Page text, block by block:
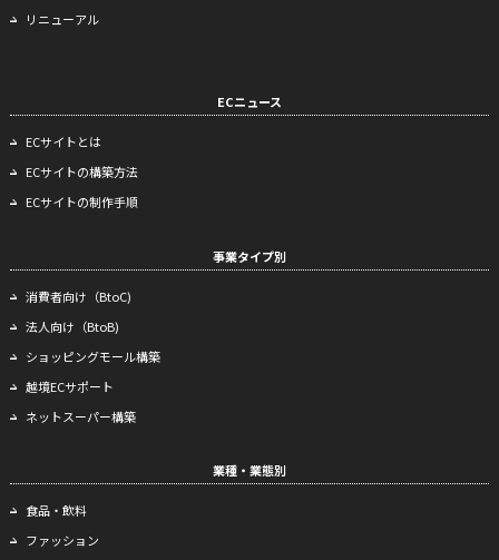
リニューアル
ECニュース
ECサイトとは
ECサイトの構築方法
ECサイトの制作手順
事業タイプ別
消費者向け（BtoC)
法人向け（BtoB)
ショッピングモール構築
越境ECサポート
ネットスーパー構築
業種・業態別
食品・飲料
ファッション